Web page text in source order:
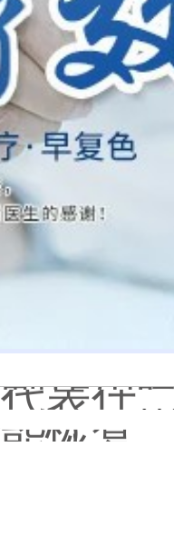
副作用
常吗
癜风
作用
皮肤病
作用吗
么意思
正常色